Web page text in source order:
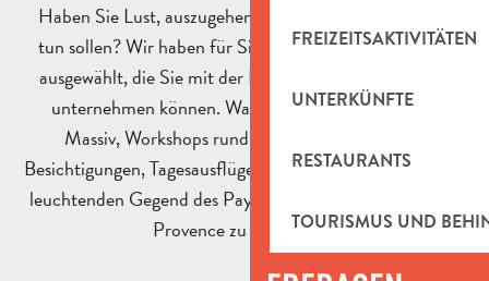
FREIZEITSAKTIVITÄTEN
UNTERKÜNFTE
RESTAURANTS
TOURISMUS UND
Haben Sie Lust, auszugehen, und wissen nicht, was Sie
tun sollen? Wir haben für Sie die aktuellen Aktivitäten
ausgewählt, die Sie mit der Familie oder mit Freunden
unternehmen können. Wanderungen im Garlaban-
Massiv, Workshops rund um den Ton, kulturelle
Besichtigungen, Tagesausflüge! So viele Ideen, um von der
leuchtenden Gegend des Pays d’Aubagne im Herzen der
Provence zu profitieren.